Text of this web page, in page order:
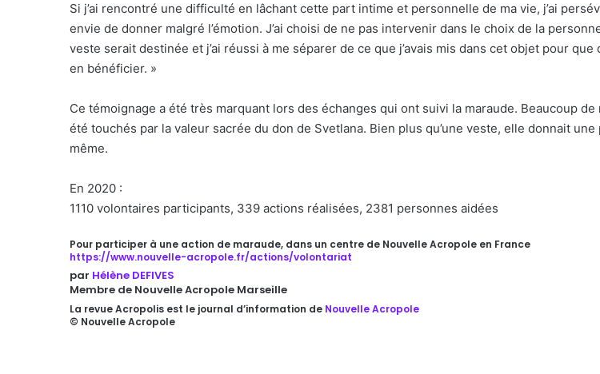
Si j’ai rencontré une difficulté en lâchant cette part intime et personnelle de ma vie, j’ai
envie de donner malgré l’émotion. J’ai choisi de ne pas intervenir dans le choix de la
veste serait destinée et j’ai réussi à me séparer de ce que j’avais mis dans cet objet pour que
en bénéficier. »
Ce témoignage a été très marquant lors des échanges qui ont suivi la maraude. Beaucoup
été touchés par la valeur sacrée du don de Svetlana. Bien plus qu’une veste, elle donnait une
même.
En 2020 :
1110 volontaires participants, 339 actions réalisées, 2381 personnes aidées
Pour participer à une action de maraude, dans un centre de Nouvelle Acropole en France
https://www.nouvelle-acropole.fr/actions/volontariat
par Hélène DEFIVES
Membre de Nouvelle Acropole Marseille
La revue Acropolis est le journal d’information de Nouvelle Acropole
© Nouvelle Acropole